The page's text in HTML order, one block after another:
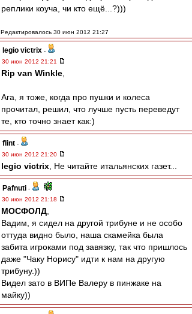
реплики коуча, чи кто ещё...?)))
Редактировалось 30 июн 2012 21:27
legio victrix -
30 июн 2012 21:21
Rip van Winkle
Ага, я тоже, когда про пушки и колеса
прочитал, решил, что лучше пусть переведут
те, кто точно знает как:)
flint -
30 июн 2012 21:20
legio victrix , Не читайте итальянских газет...
Pafnuti -
30 июн 2012 21:18
МОСФОЛД
Вадим, я сидел на другой трибуне и не особо
оттуда видно было, наша скамейка была
забита игроками под завязку, так что пришлось
даже "Чаку Норису" идти к нам на другую
трибуну.))
Видел зато в ВИПе Валеру в пинжаке на
майку))